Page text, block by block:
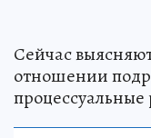
Сейчас
отношении